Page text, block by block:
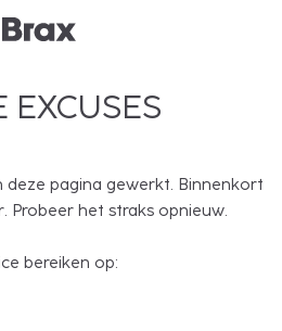
EXCUSES
pagina gewerkt. Binnenkort
Probeer het straks opnieuw.
bereiken op: